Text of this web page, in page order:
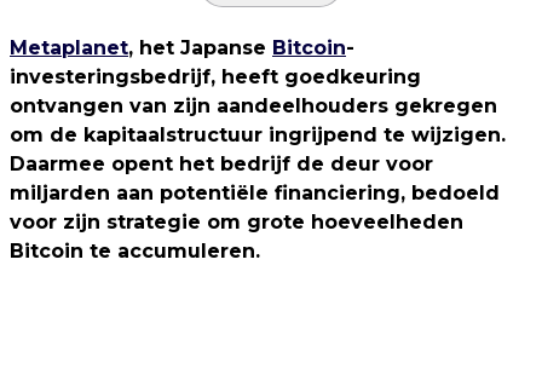
Metaplanet, het Japanse Bitcoin-
investeringsbedrijf, heeft goedkeuring
ontvangen van zijn aandeelhouders gekregen
om de kapitaalstructuur ingrijpend te wijzigen.
Daarmee opent het bedrijf de deur voor
miljarden aan potentiële financiering, bedoeld
voor zijn strategie om grote hoeveelheden
Bitcoin te accumuleren.